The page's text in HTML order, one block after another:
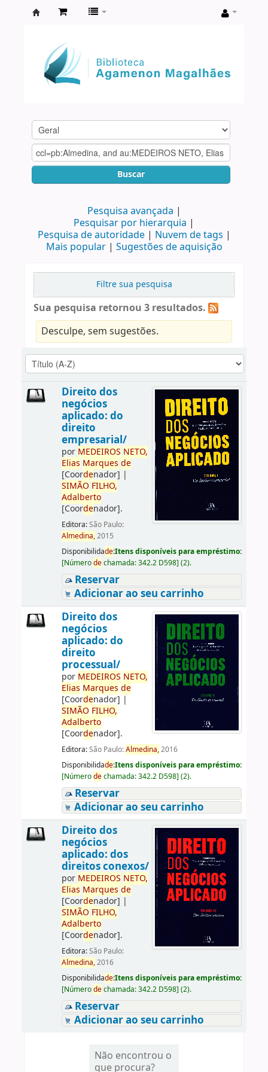
Agamenon
Magalhães
Buscar
Pesquisa avançada
Pesquisar por hierarquia
Pesquisa de autoridade
Nuvem de tags
Mais popular
Sugestões de aquisição
Filtre sua pesquisa
Sua pesquisa retornou 3 resultados.
Desculpe, sem sugestões.
Direito dos
negócios
aplicado: do
direito
empresarial/
por MEDEIROS NETO,
Elias Marques de
[Coordenador] |
SIMÃO FILHO,
Adalberto
[Coordenador].
Editora:São Paulo:
Almedina,2015
Disponibilidade:Itens disponíveis para empréstimo:
[Númerodechamada:342.2 D598] (2).
Reservar
Adicionar ao seu carrinho
Direito dos
negócios
aplicado: do
direito
processual/
por MEDEIROS NETO,
Elias Marques de
[Coordenador] |
SIMÃO FILHO,
Adalberto
[Coordenador].
Editora:São Paulo:Almedina,2016
Disponibilidade:Itens disponíveis para empréstimo:
[Númerodechamada:342.2 D598] (2).
Reservar
Adicionar ao seu carrinho
Direito dos
negócios
aplicado: dos
direitos conexos/
por MEDEIROS NETO,
Elias Marques de
[Coordenador] |
SIMÃO FILHO,
Adalberto
[Coordenador].
Editora:São Paulo:
Almedina,2016
Disponibilidade:Itens disponíveis para empréstimo:
[Númerodechamada:342.2 D598] (2).
Reservar
Adicionar ao seu carrinho
Não encontrou o
que procura?